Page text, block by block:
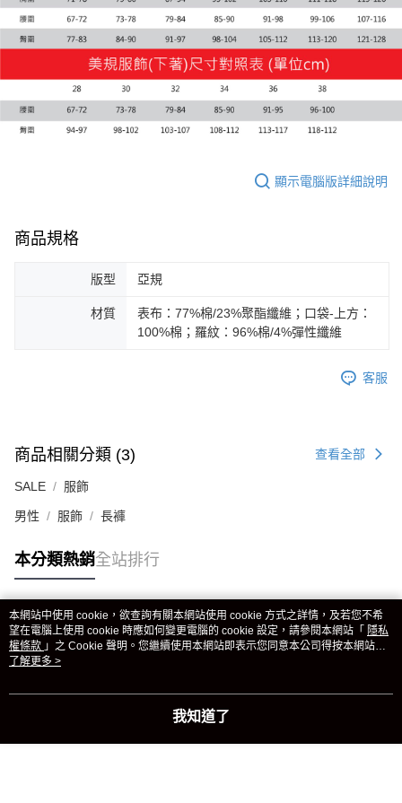
每筆NT$150，滿NT$1,800(含以上)免運費
宅配貨到付款(離島恕不配送)
顯示電腦版詳細說明
商品規格
版型 亞規
材質
表布：77%棉/23%聚酯纖維；口袋-上方：
100%棉；羅紋：96%棉/4%彈性纖維
客服
商品相關分類 (3) 查看全部
SALE 服飾
男性 服飾 長褲
本分類熱銷全站排行
熱門標籤
本網站中使用 cookie，欲查詢有關本網站使用 cookie 方式之詳情，及若您不希
望在電腦上使用 cookie 時應如何變更電腦的 cookie 設定，請參閱本網站「 隱私
權條款 」之 Cookie 聲明。您繼續使用本網站即表示您同意本公司得按本網站使
用條款之 Cookie 聲明使用 cookie。
了解更多 >
我知道了